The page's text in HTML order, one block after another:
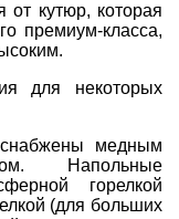
от кутюр, которая
премиум-класса,
для некоторых
медным
Напольные
горелкой
(для больших